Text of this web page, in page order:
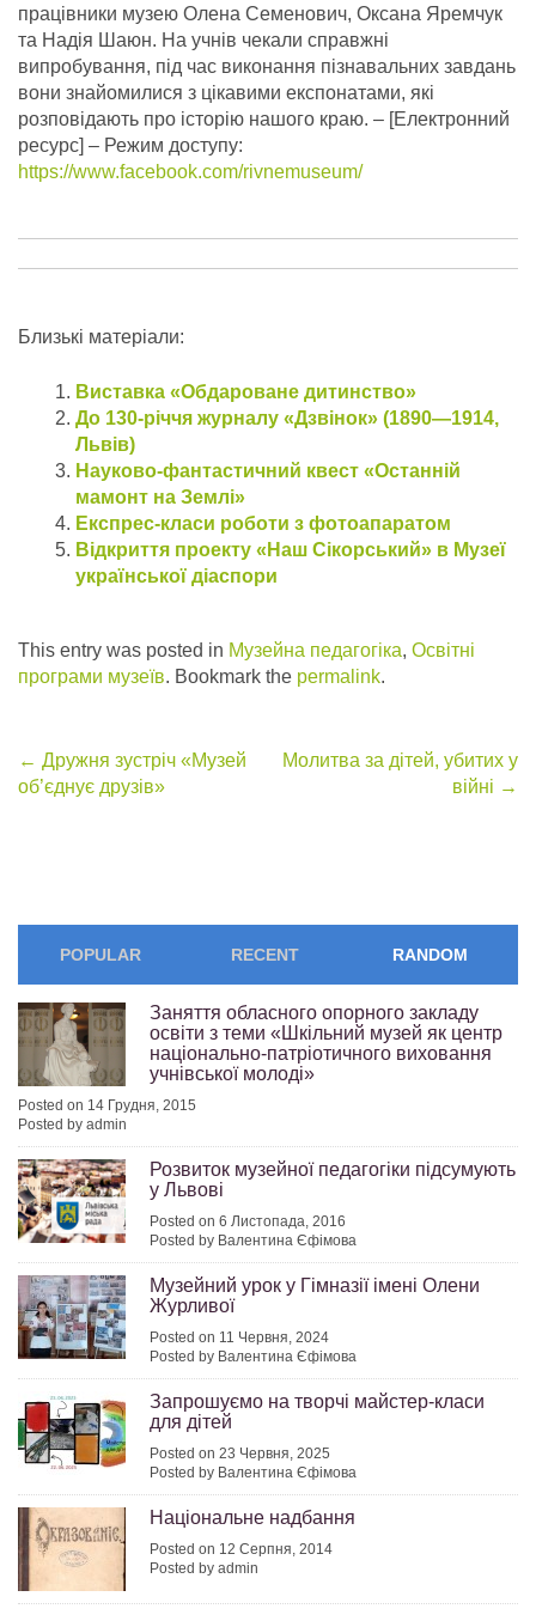
працівники музею Олена Семенович, Оксана Яремчук
та Надія Шаюн. На учнів чекали справжні
випробування, під час виконання пізнавальних завдань
вони знайомилися з цікавими експонатами, які
розповідають про історію нашого краю. – [Електронний
ресурс] – Режим доступу:
https://www.facebook.com/rivnemuseum/
Близькі матеріали:
Виставка «Обдароване дитинство»
До 130-річчя журналу «Дзвінок» (1890—1914,
Львів)
Науково-фантастичний квест «Останній
мамонт на Землі»
Експрес-класи роботи з фотоапаратом
Відкриття проекту «Наш Сікорський» в Музеї
української діаспори
This entry was posted in Музейна педагогіка, Освітні
програми музеїв. Bookmark the permalink.
Post
← Дружня зустріч «Музей
об’єднує друзів»
Молитва за дітей, убитих у
війні →
POPULAR RECENT RANDOM
Заняття обласного опорного закладу
освіти з теми «Шкільний музей як центр
національно-патріотичного виховання
учнівської молоді»
Posted on 14 Грудня, 2015
Posted by admin
Розвиток музейної педагогіки підсумують
у Львові
Posted on 6 Листопада, 2016
Posted by Валентина Єфімова
Музейний урок у Гімназії імені Олени
Журливої
Posted on 11 Червня, 2024
Posted by Валентина Єфімова
Запрошуємо на творчі майстер-класи
для дітей
Posted on 23 Червня, 2025
Posted by Валентина Єфімова
Національне надбання
Posted on 12 Серпня, 2014
Posted by admin